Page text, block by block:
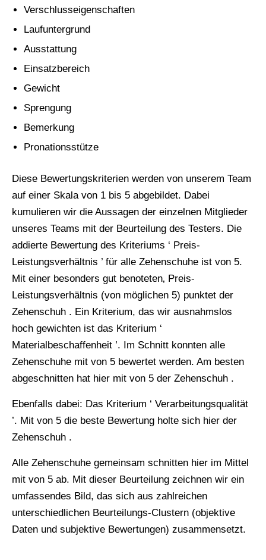
Verschlusseigenschaften
Laufuntergrund
Ausstattung
Einsatzbereich
Gewicht
Sprengung
Bemerkung
Pronationsstütze
Diese Bewertungskriterien werden von unserem Team
auf einer Skala von 1 bis 5 abgebildet. Dabei
kumulieren wir die Aussagen der einzelnen Mitglieder
unseres Teams mit der Beurteilung des Testers. Die
addierte Bewertung des Kriteriums ‘ Preis-
Leistungsverhältnis ’ für alle Zehenschuhe ist von 5.
Mit einer besonders gut benoteten‚ Preis-
Leistungsverhältnis (von möglichen 5) punktet der
Zehenschuh . Ein Kriterium, das wir ausnahmslos
hoch gewichten ist das Kriterium ‘
Materialbeschaffenheit ’. Im Schnitt konnten alle
Zehenschuhe mit von 5 bewertet werden. Am besten
abgeschnitten hat hier mit von 5 der Zehenschuh .
Ebenfalls dabei: Das Kriterium ‘ Verarbeitungsqualität
’. Mit von 5 die beste Bewertung holte sich hier der
Zehenschuh .
Alle Zehenschuhe gemeinsam schnitten hier im Mittel
mit von 5 ab. Mit dieser Beurteilung zeichnen wir ein
umfassendes Bild, das sich aus zahlreichen
unterschiedlichen Beurteilungs-Clustern (objektive
Daten und subjektive Bewertungen) zusammensetzt.